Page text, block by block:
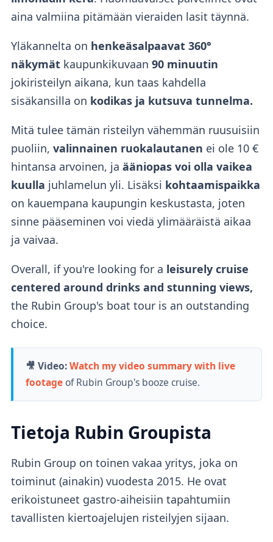
aina valmiina pitämään vieraiden lasit täynnä.
Yläkannelta on henkeäsalpaavat 360°
näkymätkaupunkikuvaan 90 minuutin
jokiristeilyn aikana, kun taas kahdella
sisäkansilla on kodikas ja kutsuva tunnelma.
Mitä tulee tämän risteilyn vähemmän ruusuisiin
puoliin, valinnainen ruokalautanen ei ole 10 €
hintansa arvoinen, ja ääniopas voi olla vaikea
kuulla juhlamelun yli. Lisäksi kohtaamispaikka
on kauempana kaupungin keskustasta, joten
sinne pääseminen voi viedä ylimääräistä aikaa
ja vaivaa.
Overall, if you're looking for a leisurely cruise
centered around drinks and stunning views,
the Rubin Group's boat tour is an outstanding
choice.
🎥 Video:Watch my video summary with live
footageof Rubin Group's booze cruise.
Tietoja Rubin Groupista
Rubin Group on toinen vakaa yritys, joka on
toiminut (ainakin) vuodesta 2015. He ovat
erikoistuneet gastro-aiheisiin tapahtumiin
tavallisten kiertoajelujen risteilyjen sijaan.